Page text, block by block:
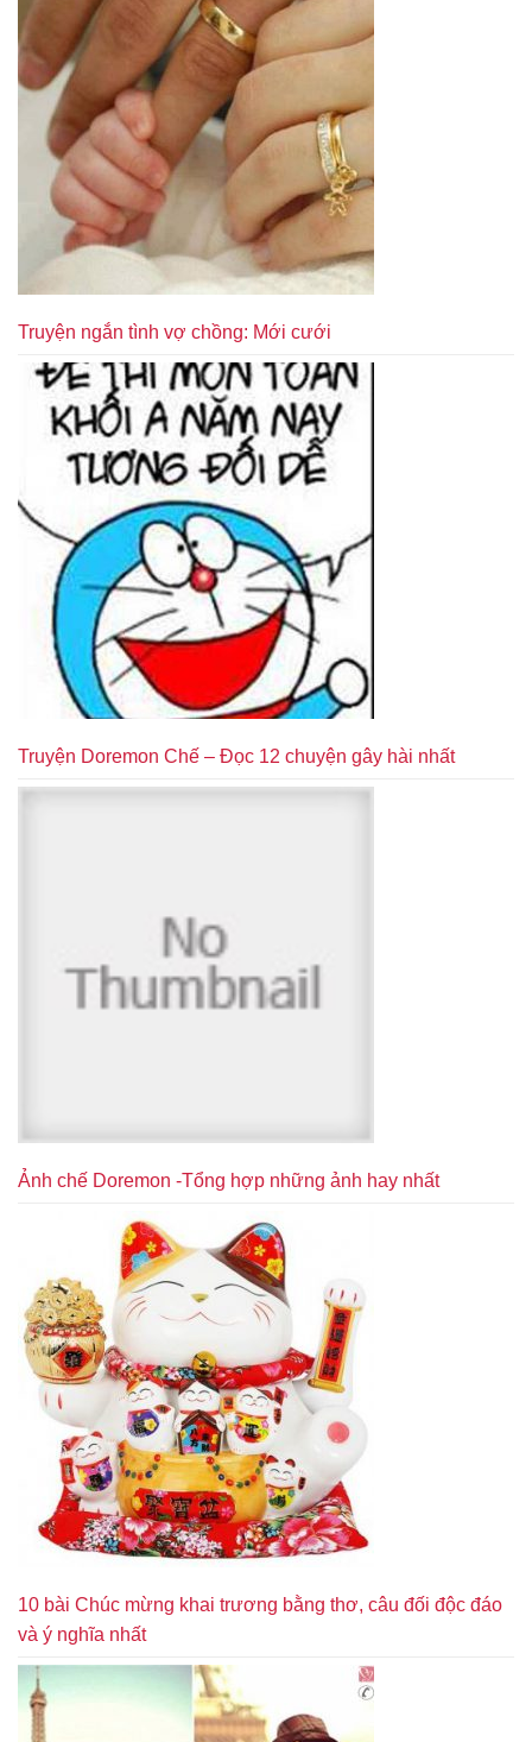
Truyện ngắn tình vợ chồng: Mới cưới
Truyện Doremon Chế – Đọc 12 chuyện gây hài nhất
Ảnh chế Doremon -Tổng hợp những ảnh hay nhất
10 bài Chúc mừng khai trương bằng thơ, câu đối độc đáo
và ý nghĩa nhất